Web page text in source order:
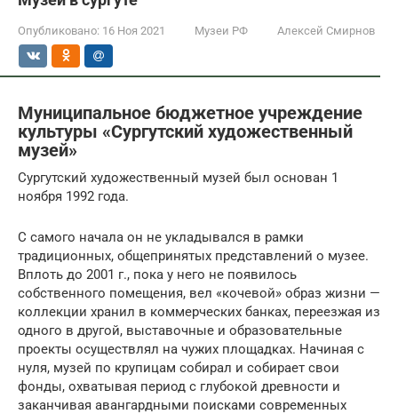
Опубликовано: 16 Ноя 2021 Музеи РФ Алексей Смирнов
Муниципальное бюджетное учреждение
культуры «Сургутский художественный
музей»
Сургутский художественный музей был основан 1
ноября 1992 года.
С самого начала он не укладывался в рамки
традиционных, общепринятых представлений о музее.
Вплоть до 2001 г., пока у него не появилось
собственного помещения, вел «кочевой» образ жизни —
коллекции хранил в коммерческих банках, переезжая из
одного в другой, выставочные и образовательные
проекты осуществлял на чужих площадках. Начиная с
нуля, музей по крупицам собирал и собирает свои
фонды, охватывая период с глубокой древности и
заканчивая авангардными поисками современных